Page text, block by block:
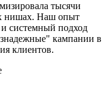
тысячи
нишах. Наш опыт
и системный подход
кампании в
клиентов.